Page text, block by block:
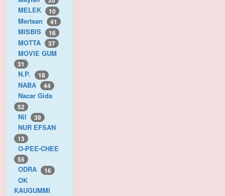
MELEK 10
Mertsan 41
MISBIS 16
MOTTA 37
MOVIE GUM
31
N.P. 18
NABA 44
Nacar Gida
52
Nil 39
NUR EFSAN
13
O-PEE-CHEE
55
ODRA 16
OK
KAUGUMMI